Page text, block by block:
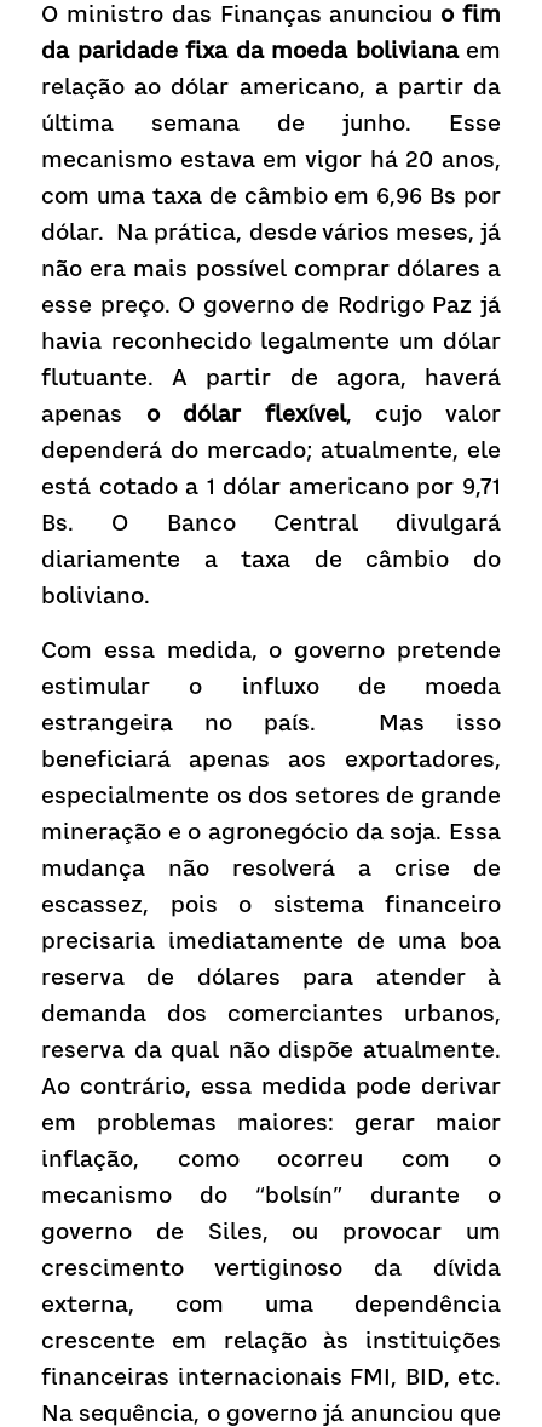
O ministro das Finanças anunciou o fim
da paridade fixa da moeda boliviana em
relação ao dólar americano, a partir da
última semana de junho. Esse
mecanismo estava em vigor há 20 anos,
com uma taxa de câmbio em 6,96 Bs por
dólar.  Na prática, desde vários meses, já
não era mais possível comprar dólares a
esse preço. O governo de Rodrigo Paz já
havia reconhecido legalmente um dólar
flutuante. A partir de agora, haverá
apenas o dólar flexível, cujo valor
dependerá do mercado; atualmente, ele
está cotado a 1 dólar americano por 9,71
Bs. O Banco Central divulgará
diariamente a taxa de câmbio do
boliviano.
Com essa medida, o governo pretende
estimular o influxo de moeda
estrangeira no país.  Mas isso
beneficiará apenas aos exportadores,
especialmente os dos setores de grande
mineração e o agronegócio da soja. Essa
mudança não resolverá a crise de
escassez, pois o sistema financeiro
precisaria imediatamente de uma boa
reserva de dólares para atender à
demanda dos comerciantes urbanos,
reserva da qual não dispõe atualmente.
Ao contrário, essa medida pode derivar
em problemas maiores: gerar maior
inflação, como ocorreu com o
mecanismo do “bolsín” durante o
governo de Siles, ou provocar um
crescimento vertiginoso da dívida
externa, com uma dependência
crescente em relação às instituições
financeiras internacionais FMI, BID, etc.
Na sequência, o governo já anunciou que